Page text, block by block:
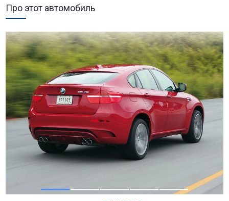
Про этот автомобиль